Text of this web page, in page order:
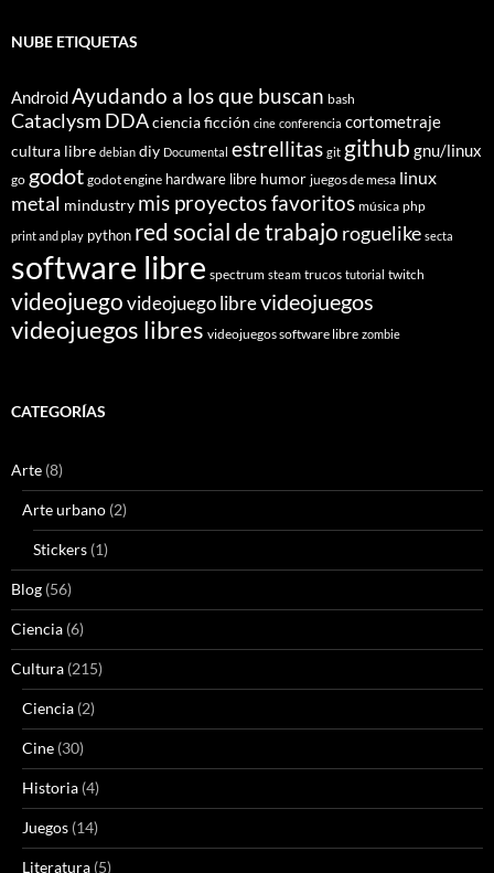
NUBE ETIQUETAS
AndroidAyudando a los que buscan bash
Cataclysm DDAciencia ficción cine conferencia cortometraje
cultura libre debian diy Documental estrellitas git github gnu/linux
go godot godot engine hardware libre humor juegos de mesa linux
metal mindustry mis proyectos favoritos música php
print and play python red social de trabajo roguelike secta
software libre spectrum steam trucos tutorial twitch
videojuegovideojuego librevideojuegos
videojuegos libres videojuegos software libre zombie
CATEGORÍAS
Arte (8)
Arte urbano (2)
Stickers (1)
Blog (56)
Ciencia (6)
Cultura (215)
Ciencia (2)
Cine (30)
Historia (4)
Juegos (14)
Literatura (5)